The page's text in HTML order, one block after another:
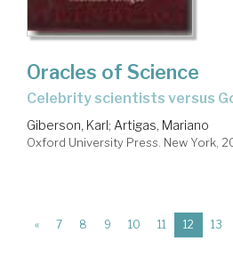
Oracles of Science
celebrity scientists versus
Giberson, Karl; Artigas, Mariano
Oxford University Press. New York,
« 7 8 9 10 11 12 (current)
13